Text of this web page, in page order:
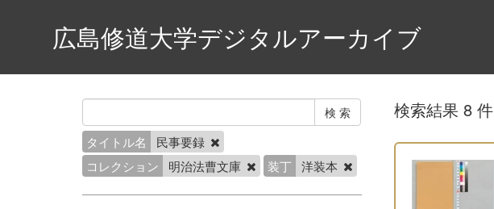
広島修道大学デジタルアーカイブ
タイトル名
民事要録
コレクション
明治法曹文庫 装丁 洋装本
検索結果 8 件